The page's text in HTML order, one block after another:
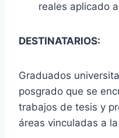
reales aplicado
DESTINATARIOS:
Graduados
posgrado que se
trabajos de tesis y
áreas vinculadas a